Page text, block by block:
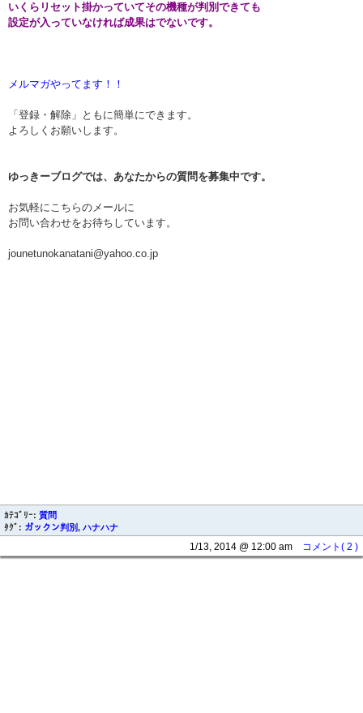
いくらリセット掛かっていてその機種が判別できても
設定が入っていなければ成果はでないです。
メルマガやってます！！
「登録・解除」ともに簡単にできます。
よろしくお願いします。
ゆっきーブログでは、あなたからの質問を募集中です。
お気軽にこちらのメールに
お問い合わせをお待ちしています。
jounetunokanatani@yahoo.co.jp
ｶﾃｺﾞﾘｰ: 質問
ﾀｸﾞ: ガックン判別,ハナハナ
1/13, 2014 @ 12:00 am コメント( 2 )